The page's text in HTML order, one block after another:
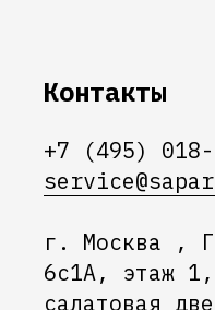
Контакты
+7 (495)
г. Москва ,
6с1А, этаж
салатовая